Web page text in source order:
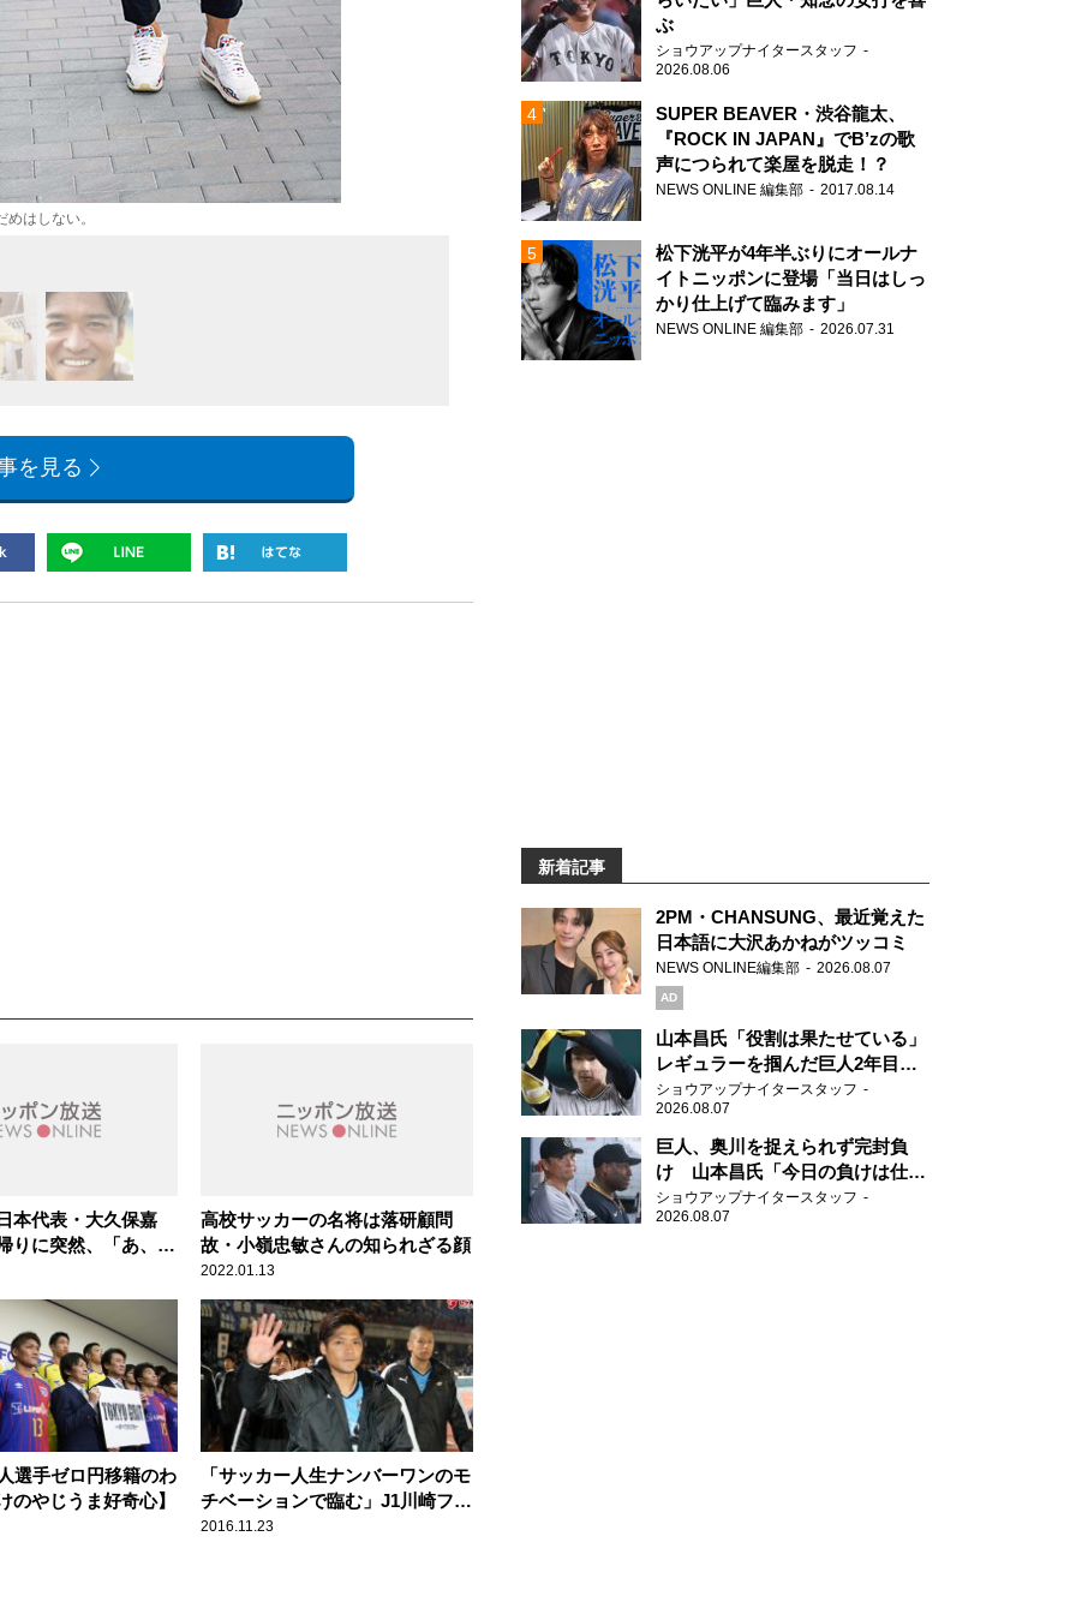
はしない。 料理はイメトレから。 わからなかったらYouTube。
を見る
本代表・大久保嘉
に突然、「あ、や
高校サッカーの名将は落研顧問
故・小嶺忠敏さんの知られざる顔
2022.01.13
選手ゼロ円移籍のわ
のやじうま好奇心】
「サッカー人生ナンバーワンのモ
チベーションで臨む」J1川崎フロ
ンターレFW・大久保嘉人(34歳)
2016.11.23
ぶ
ショウアップナイタースタッフ
2026.08.06
SUPER BEAVER・渋谷龍太、
『ROCK IN JAPAN』でB’zの歌
声につられて楽屋を脱走！？
NEWS ONLINE 編集部 2017.08.14
松下洸平が4年半ぶりにオールナ
イトニッポンに登場「当日はしっ
かり仕上げて臨みます」
NEWS ONLINE 編集部 2026.07.31
新着記事
2PM・CHANSUNG、最近覚えた
日本語に大沢あかねがツッコミ
NEWS ONLINE編集部 2026.08.07
AD
山本昌氏「役割は果たせている」
レギュラーを掴んだ巨人2年目の
新人王候補
ショウアップナイタースタッフ
2026.08.07
巨人、奥川を捉えられず完封負
け 山本昌氏「今日の負けは仕方
がない」
ショウアップナイタースタッフ
2026.08.07